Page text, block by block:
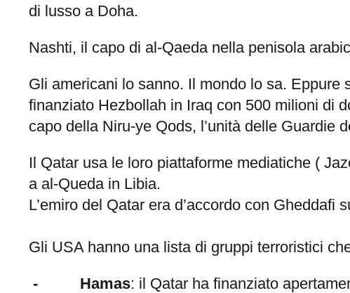
di lusso a Doha.
Nashti, il capo di al-Qaeda nella penisola
Gli americani lo sanno. Il mondo lo sa. Eppure
finanziato Hezbollah in Iraq con 500 milioni di
capo della Niru-ye Qods, l’unità delle Guardie
Il Qatar usa le loro piattaforme mediatiche (
a al-Queda in Libia.
L’emiro del Qatar era d’accordo con Gheddafi
Gli USA hanno una lista di gruppi terroristici
- Hamas: il Qatar ha finanziato